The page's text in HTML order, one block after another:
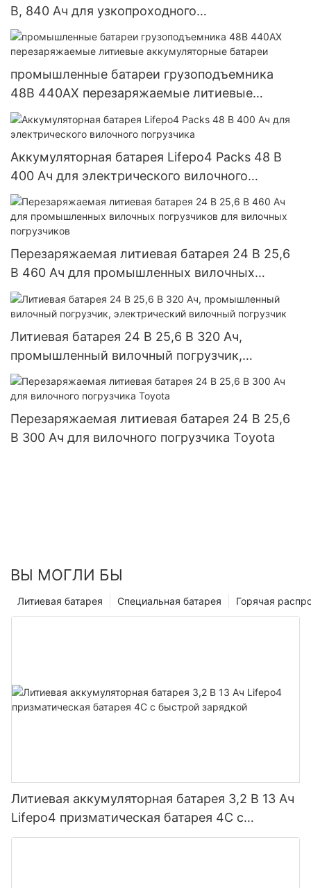
В, 840 Ач для узкопроходного
штабелеукладчика
промышленные батареи грузоподъемника
48В 440АХ перезаряжаемые литиевые
аккумуляторные батареи
Аккумуляторная батарея Lifepo4 Packs 48 В
400 Ач для электрического вилочного
погрузчика
Перезаряжаемая литиевая батарея 24 В 25,6
В 460 Ач для промышленных вилочных
погрузчиков для вилочных погрузчиков
Литиевая батарея 24 В 25,6 В 320 Ач,
промышленный вилочный погрузчик,
электрический вилочный погрузчик
Перезаряжаемая литиевая батарея 24 В 25,6
В 300 Ач для вилочного погрузчика Toyota
ВЫ МОГЛИ БЫ
Горячая
Специальная батарея
Литиевая батарея
Литиевая аккумуляторная батарея 3,2 В 13 Ач
Lifepo4 призматическая батарея 4C с
быстрой зарядкой